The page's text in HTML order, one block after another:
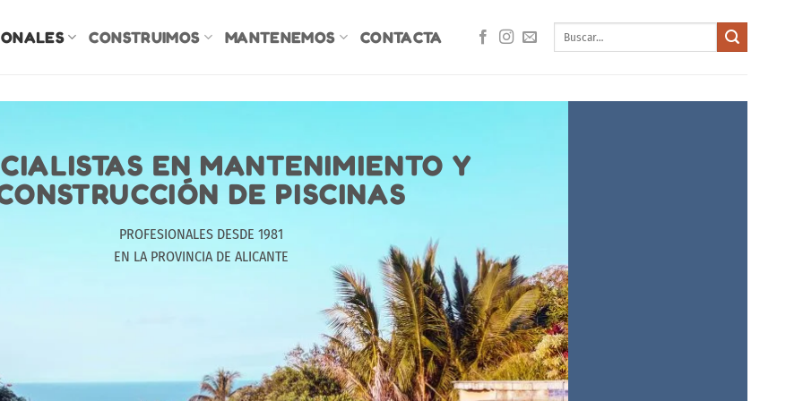
CONSTRUIMOS MANTENEMOS CONTACTA
EN MANTENIMIENTO Y
DE PISCINAS
PROFESIONALES DESDE 1981
EN LA PROVINCIA DE ALICANTE